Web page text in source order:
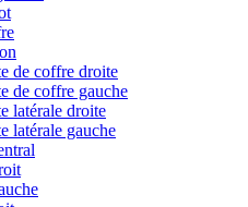
de coffre droite
de coffre gauche
latérale droite
latérale gauche